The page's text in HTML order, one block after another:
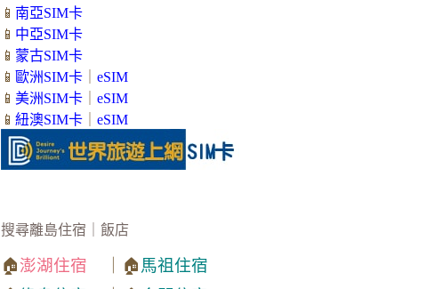
📱 南亞SIM卡
📱 中亞SIM卡
📱 蒙古SIM卡
📱 歐洲SIM卡｜ eSIM
📱 美洲SIM卡｜ eSIM
📱 紐澳SIM卡｜ eSIM
搜尋離島住宿｜飯店
🏠澎湖住宿 ｜🏠馬祖住宿